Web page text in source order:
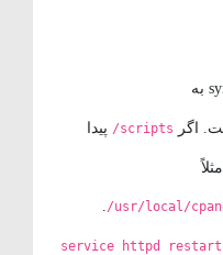
/scriptsپیدا
/usr/local/
.
service httpd